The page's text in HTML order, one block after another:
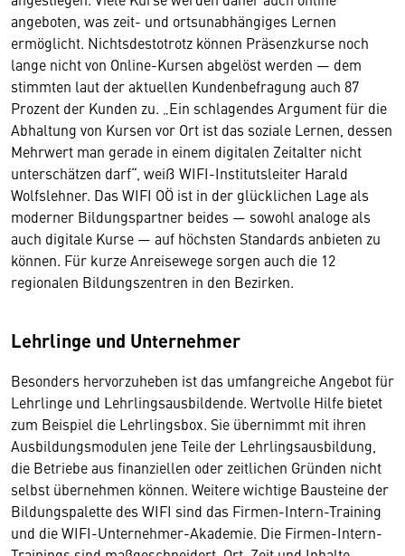
angeboten, was zeit- und ortsunabhängiges Lernen
ermöglicht. Nichtsdestotrotz können Präsenzkurse noch
lange nicht von Online-Kursen abgelöst werden — dem
stimmten laut der aktuellen Kundenbefragung auch 87
Prozent der Kunden zu. „Ein schlagendes Argument für die
Abhaltung von Kursen vor Ort ist das soziale Lernen, dessen
Mehrwert man gerade in einem digitalen Zeitalter nicht
unterschätzen darf“, weiß WIFI-Institutsleiter Harald
Wolfslehner. Das WIFI OÖ ist in der glücklichen Lage als
moderner Bildungspartner beides — sowohl analoge als
auch digitale Kurse — auf höchsten Standards anbieten zu
können. Für kurze Anreisewege sorgen auch die 12
regionalen Bildungszentren in den Bezirken.
Lehrlinge und Unternehmer
Besonders hervorzuheben ist das umfangreiche Angebot für
Lehrlinge und Lehrlingsausbildende. Wertvolle Hilfe bietet
zum Beispiel die Lehrlingsbox. Sie übernimmt mit ihren
Ausbildungsmodulen jene Teile der Lehrlingsausbildung,
die Betriebe aus finanziellen oder zeitlichen Gründen nicht
selbst übernehmen können. Weitere wichtige Bausteine der
Bildungspalette des WIFI sind das Firmen-Intern-Training
und die WIFI-Unternehmer-Akademie. Die Firmen-Intern-